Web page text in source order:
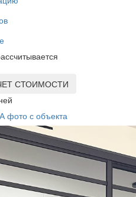
СТОИМОСТИ
с объекта